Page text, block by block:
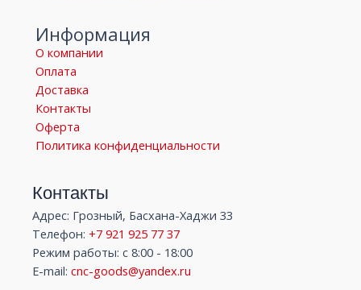
Информация
О компании
Оплата
Доставка
Контакты
Оферта
Политика конфиденциальности
Контакты
Адрес: Грозный, Басхана-Хаджи 33
Телефон: +7 921 925 77 37
Режим работы: с 8:00 - 18:00
E-mail: cnc-goods@yandex.ru